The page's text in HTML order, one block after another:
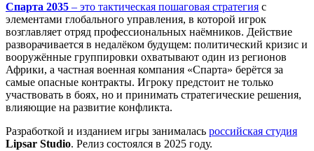
Спарта 2035 – это тактическая пошаговая стратегия с
элементами глобального управления, в которой игрок
возглавляет отряд профессиональных наёмников. Действие
разворачивается в недалёком будущем: политический кризис и
вооружённые группировки охватывают один из регионов
Африки, а частная военная компания «Спарта» берётся за
самые опасные контракты. Игроку предстоит не только
участвовать в боях, но и принимать стратегические решения,
влияющие на развитие конфликта.
Разработкой и изданием игры занималась российская студия
Lipsar Studio. Релиз состоялся в 2025 году.